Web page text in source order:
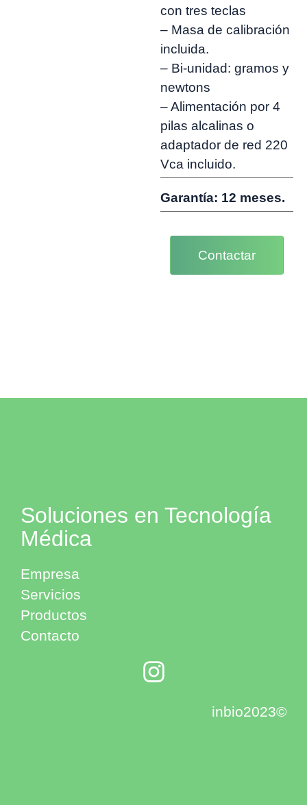
con tres teclas
– Masa de calibración
incluida.
– Bi-unidad: gramos y
newtons
– Alimentación por 4
pilas alcalinas o
adaptador de red 220
Vca incluido.
Garantía: 12 meses.
Contactar
Soluciones en Tecnología
Médica
Empresa
Servicios
Productos
Contacto
inbio2023©